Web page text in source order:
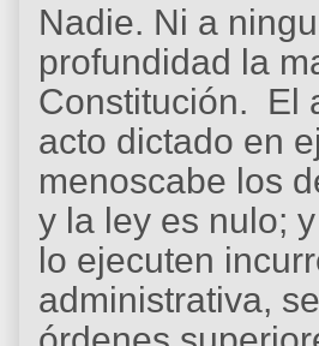
Nadie. Ni a
profundidad la
Constitución. El
acto dictado en
menoscabe los
y la ley es nulo;
lo ejecuten
administrativa,